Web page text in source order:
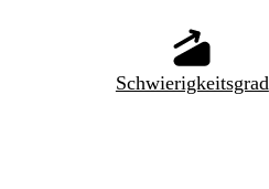
Schwierigkeitsgrad